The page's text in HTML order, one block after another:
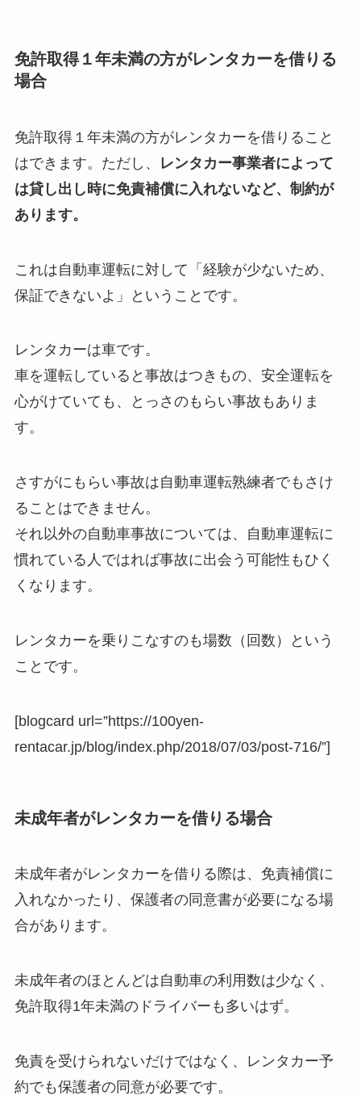
免許取得１年未満の方がレンタカーを借りる
場合
免許取得１年未満の方がレンタカーを借りること
はできます。ただし、
レンタカー事業者によって
は貸し出し時に免責補償に入れないなど、制約が
あります。
これは自動車運転に対して「経験が少ないため、
保証できないよ」ということです。
レンタカーは車です。
車を運転していると事故はつきもの、安全運転を
心がけていても、とっさのもらい事故もありま
す。
さすがにもらい事故は自動車運転熟練者でもさけ
ることはできません。
それ以外の自動車事故については、自動車運転に
慣れている人ではれば事故に出会う可能性もひく
くなります。
レンタカーを乗りこなすのも場数（回数）という
ことです。
[blogcard url=”https://100yen-
rentacar.jp/blog/index.php/2018/07/03/post-716/”]
未成年者がレンタカーを借りる場合
未成年者がレンタカーを借りる際は、免責補償に
入れなかったり、保護者の同意書が必要になる場
合があります。
未成年者のほとんどは自動車の利用数は少なく、
免許取得1年未満のドライバーも多いはず。
免責を受けられないだけではなく、レンタカー予
約でも保護者の同意が必要です。